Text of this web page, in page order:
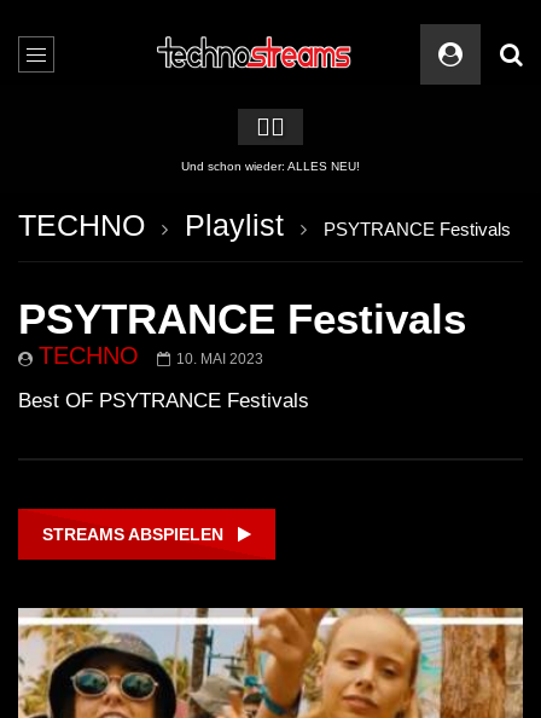
🏳️‍🌈
2 APPs für Techno Streams
TECHNO Playlist PSYTRANCE Festivals
PSYTRANCE Festivals
TECHNO 10. MAI 2023
Best OF PSYTRANCE Festivals
STREAMS ABSPIELEN